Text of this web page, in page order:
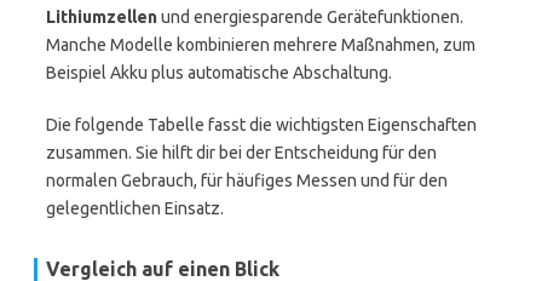
Lithiumzellenund energiesparende Gerätefunktionen.
Manche Modelle kombinieren mehrere Maßnahmen, zum
Beispiel Akku plus automatische Abschaltung.
Die folgende Tabelle fasst die wichtigsten Eigenschaften
zusammen. Sie hilft dir bei der Entscheidung für den
normalen Gebrauch, für häufiges Messen und für den
gelegentlichen Einsatz.
Vergleich auf einen Blick